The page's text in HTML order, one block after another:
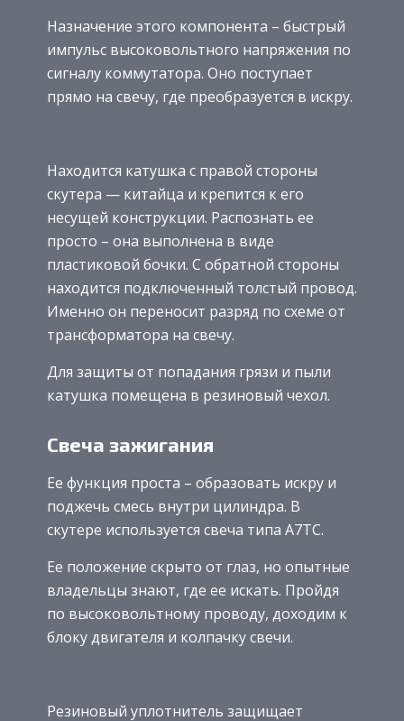
Назначение этого компонента – быстрый
импульс высоковольтного напряжения по
сигналу коммутатора. Оно поступает
прямо на свечу, где преобразуется в искру.
Находится катушка с правой стороны
скутера — китайца и крепится к его
несущей конструкции. Распознать ее
просто – она выполнена в виде
пластиковой бочки. С обратной стороны
находится подключенный толстый провод.
Именно он переносит разряд по схеме от
трансформатора на свечу.
Для защиты от попадания грязи и пыли
катушка помещена в резиновый чехол.
Свеча зажигания
Ее функция проста – образовать искру и
поджечь смесь внутри цилиндра. В
скутере используется свеча типа А7ТС.
Ее положение скрыто от глаз, но опытные
владельцы знают, где ее искать. Пройдя
по высоковольтному проводу, доходим к
блоку двигателя и колпачку свечи.
Резиновый уплотнитель защищает